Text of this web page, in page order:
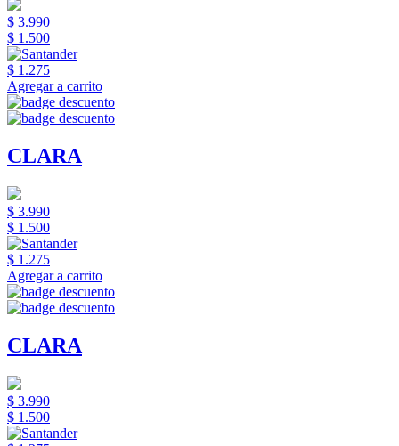
$ 3.990
$ 1.500
$ 1.275
Agregar a carrito
CLARA
$ 3.990
$ 1.500
$ 1.275
Agregar a carrito
CLARA
$ 3.990
$ 1.500